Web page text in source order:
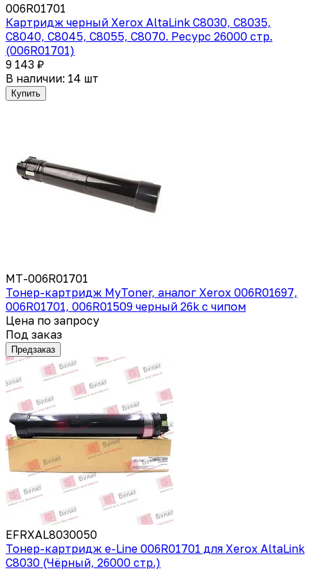
006R01701
Картридж черный Xerox AltaLink C8030, C8035,
C8040, C8045, C8055, C8070. Ресурс 26000 стр.
(006R01701)
9 143 ₽
В наличии: 14 шт
Купить
MT-006R01701
Тонер-картридж MyToner, аналог Xerox 006R01697,
006R01701, 006R01509 черный 26k с чипом
Цена по запросу
Под заказ
Предзаказ
EFRXAL8030050
Тонер-картридж e-Line 006R01701 для Xerox AltaLink
C8030 (Чёрный, 26000 стр.)